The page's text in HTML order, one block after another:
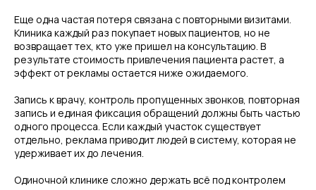
Еще одна частая потеря связана с повторными визитами.
Клиника каждый раз покупает новых пациентов, но не
возвращает тех, кто уже пришел на консультацию. В
результате стоимость привлечения пациента растет, а
эффект от рекламы остается ниже ожидаемого.
Запись к врачу, контроль пропущенных звонков, повторная
запись и единая фиксация обращений должны быть частью
одного процесса. Если каждый участок существует
отдельно, реклама приводит людей в систему, которая не
удерживает их до лечения.
Одиночной клинике сложно держать всё под контролем